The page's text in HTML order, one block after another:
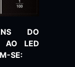
DO
AO LED
SE: